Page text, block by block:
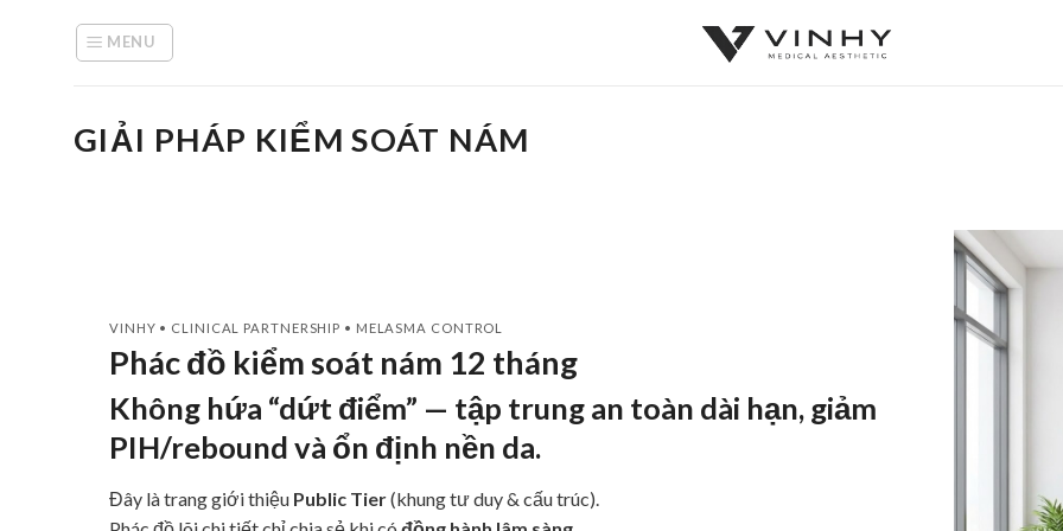
MENU
GIẢI PHÁP KIỂM SOÁT NÁM
VINHY • CLINICAL PARTNERSHIP • MELASMA CONTROL
Phác đồ kiểm soát nám 12 tháng
Không hứa “dứt điểm” — tập trung an toàn dài hạn, giảm
PIH/rebound và ổn định nền da.
Đây là trang giới thiệu Public Tier(khung tư duy & cấu trúc).